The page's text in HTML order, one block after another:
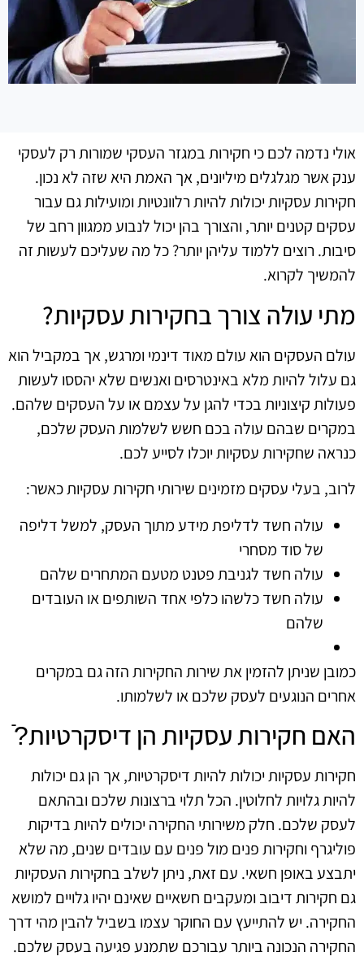
אולי נדמה לכם כי חקירות במגזר העסקי שמורות רק לעסקי
ענק אשר מגלגלים מיליונים, אך האמת היא שזה לא נכון.
חקירות עסקיות יכולות להיות רלוונטיות ומועילות גם עבור
עסקים קטנים יותר, והצורך בהן יכול לנבוע ממגוון רחב של
סיבות. רוצים ללמוד עליהן יותר? כל מה שעליכם לעשות זה
להמשיך לקרוא.
מתי עולה צורך בחקירות עסקיות?
עולם העסקים הוא עולם מאוד דינמי ומרגש, אך במקביל הוא
גם עלול להיות מלא באינטרסים ואנשים שלא יהססו לעשות
פעולות קיצוניות בכדי להגן על עצמם או על העסקים שלהם.
במקרים שבהם עולה בכם חשש לשלמות העסק שלכם,
כנראה שחקירות עסקיות יוכלו לסייע לכם.
לרוב, בעלי עסקים מזמינים שירותי חקירות עסקיות כאשר:
עולה חשד לדליפת מידע מתוך העסק, למשל דליפה
של סוד מסחרי
עולה חשד לגניבת פטנט מטעם המתחרים שלהם
עולה חשד כלשהו כלפי אחד השותפים או העובדים
שלהם
כמובן שניתן להזמין את שירות החקירות הזה גם במקרים
אחרים הנוגעים לעסק שלכם או לשלמותו.
האם חקירות עסקיות הן דיסקרטיות?ֿ
חקירות עסקיות יכולות להיות דיסקרטיות, אך הן גם יכולות
להיות גלויות לחלוטין. הכל תלוי ברצונות שלכם ובהתאם
לעסק שלכם. חלק משירותי החקירה יכולים להיות בדיקות
פוליגרף וחקירות פנים מול פנים עם עובדים שנים, מה שלא
יתבצע באופן חשאי. עם זאת, ניתן לשלב בחקירות העסקיות
גם חקירות דיבוב ומעקבים חשאיים שאינם יהיו גלויים למושא
החקירה. יש להתייעץ עם החוקר עצמו בשביל להבין מהי דרך
החקירה הנכונה ביותר עבורכם שתמנע פגיעה בעסק שלכם.